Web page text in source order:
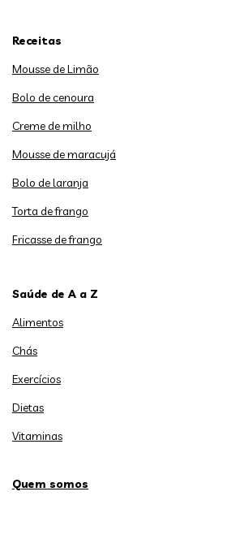
Receitas
Mousse de Limão
Bolo de cenoura
Creme de milho
Mousse de maracujá
Bolo de laranja
Torta de frango
Fricasse de frango
Saúde de A a Z
Alimentos
Chás
Exercícios
Dietas
Vitaminas
Quem somos